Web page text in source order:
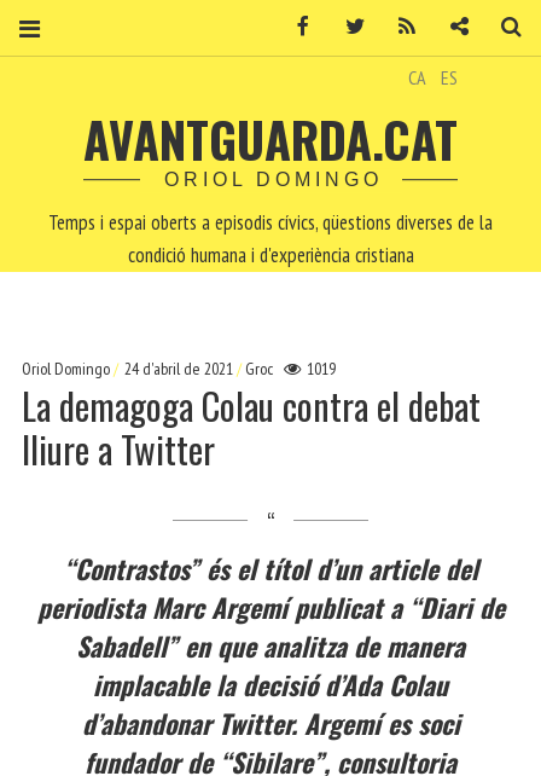
CA ES
AVANTGUARDA.CAT
ORIOL DOMINGO
Temps i espai oberts a episodis cívics, qüestions diverses de la
condició humana i d'experiència cristiana
Oriol Domingo 24 d'abril de 2021 Groc 1019
La demagoga Colau contra el debat
lliure a Twitter
“Contrastos” és el títol d’un article del
periodista Marc Argemí publicat a “Diari de
Sabadell” en que analitza de manera
implacable la decisió d’Ada Colau
d’abandonar Twitter. Argemí es soci
fundador de “Sibilare”, consultoria
Facebook Twitter Contacte